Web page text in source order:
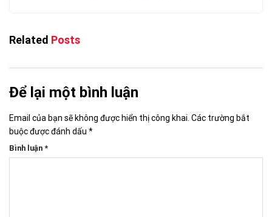
Related Posts
Để lại một bình luận
Email của bạn sẽ không được hiển thị công khai. Các trường bắt
buộc được đánh dấu *
Bình luận *